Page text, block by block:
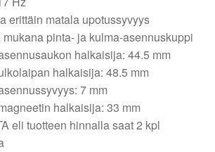
erittäin matala upotussyvyys
pinta- ja kulma-asennuskuppi
halkaisija: 44.5 mm
halkaisija: 48.5 mm
7 mm
halkaisija: 33 mm
eli tuotteen hinnalla saat 2 kpl